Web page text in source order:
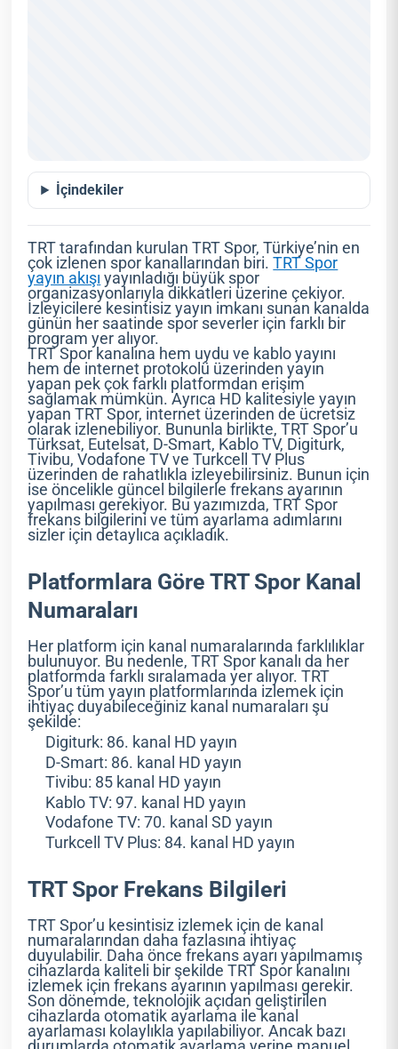
İçindekiler
TRT tarafından kurulan TRT Spor, Türkiye’nin en
çok izlenen spor kanallarından biri.TRT Spor
yayın akışı yayınladığı büyük spor
organizasyonlarıyla dikkatleri üzerine çekiyor.
İzleyicilere kesintisiz yayın imkanı sunan kanalda
günün her saatinde spor severler için farklı bir
program yer alıyor.
TRT Spor kanalına hem uydu ve kablo yayını
hem de internet protokolü üzerinden yayın
yapan pek çok farklı platformdan erişim
sağlamak mümkün. Ayrıca HD kalitesiyle yayın
yapan TRT Spor, internet üzerinden de ücretsiz
olarak izlenebiliyor. Bununla birlikte, TRT Spor’u
Türksat, Eutelsat, D-Smart, Kablo TV, Digiturk,
Tivibu, Vodafone TV ve Turkcell TV Plus
üzerinden de rahatlıkla izleyebilirsiniz. Bunun için
ise öncelikle güncel bilgilerle frekans ayarının
yapılması gerekiyor. Bu yazımızda, TRT Spor
frekans bilgilerini ve tüm ayarlama adımlarını
sizler için detaylıca açıkladık.
Platformlara Göre TRT Spor Kanal
Numaraları
Her platform için kanal numaralarında farklılıklar
bulunuyor. Bu nedenle, TRT Spor kanalı da her
platformda farklı sıralamada yer alıyor. TRT
Spor’u tüm yayın platformlarında izlemek için
ihtiyaç duyabileceğiniz kanal numaraları şu
şekilde:
Digiturk: 86. kanal HD yayın
D-Smart: 86. kanal HD yayın
Tivibu: 85 kanal HD yayın
Kablo TV: 97. kanal HD yayın
Vodafone TV: 70. kanal SD yayın
Turkcell TV Plus: 84. kanal HD yayın
TRT Spor Frekans Bilgileri
TRT Spor’u kesintisiz izlemek için de kanal
numaralarından daha fazlasına ihtiyaç
duyulabilir. Daha önce frekans ayarı yapılmamış
cihazlarda kaliteli bir şekilde TRT Spor kanalını
izlemek için frekans ayarının yapılması gerekir.
Son dönemde, teknolojik açıdan geliştirilen
cihazlarda otomatik ayarlama ile kanal
ayarlaması kolaylıkla yapılabiliyor. Ancak bazı